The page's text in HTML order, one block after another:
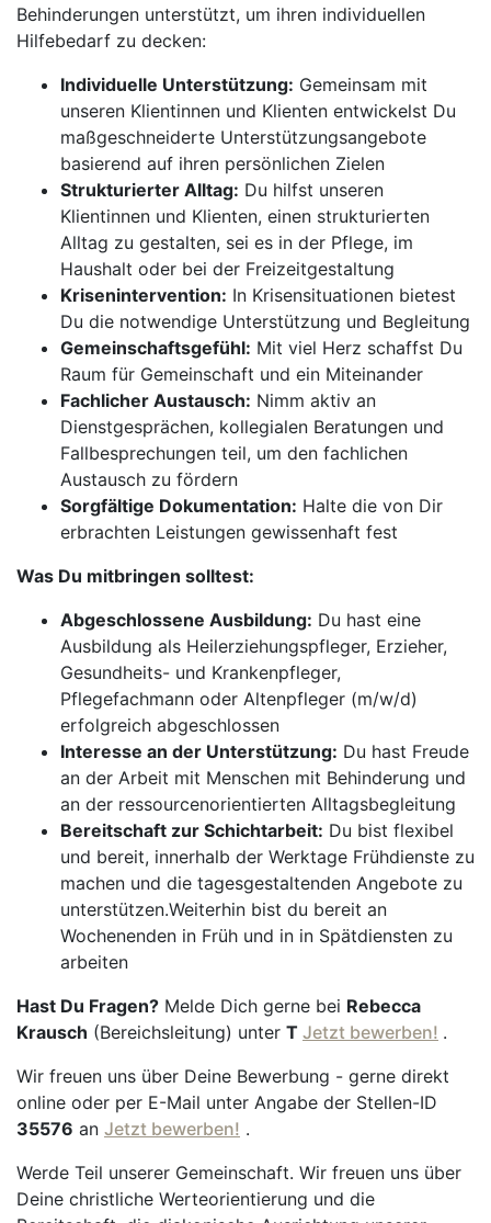
Behinderungen unterstützt, um ihren individuellen
Hilfebedarf zu decken:
Individuelle Unterstützung: Gemeinsam mit
unseren Klientinnen und Klienten entwickelst Du
maßgeschneiderte Unterstützungsangebote
basierend auf ihren persönlichen Zielen
Strukturierter Alltag: Du hilfst unseren
Klientinnen und Klienten, einen strukturierten
Alltag zu gestalten, sei es in der Pflege, im
Haushalt oder bei der Freizeitgestaltung
Krisenintervention: In Krisensituationen bietest
Du die notwendige Unterstützung und Begleitung
Gemeinschaftsgefühl: Mit viel Herz schaffst Du
Raum für Gemeinschaft und ein Miteinander
Fachlicher Austausch: Nimm aktiv an
Dienstgesprächen, kollegialen Beratungen und
Fallbesprechungen teil, um den fachlichen
Austausch zu fördern
Sorgfältige Dokumentation: Halte die von Dir
erbrachten Leistungen gewissenhaft fest
Was Du mitbringen solltest:
Abgeschlossene Ausbildung: Du hast eine
Ausbildung als Heilerziehungspfleger, Erzieher,
Gesundheits- und Krankenpfleger,
Pflegefachmann oder Altenpfleger (m/w/d)
erfolgreich abgeschlossen
Interesse an der Unterstützung: Du hast Freude
an der Arbeit mit Menschen mit Behinderung und
an der ressourcenorientierten Alltagsbegleitung
Bereitschaft zur Schichtarbeit: Du bist flexibel
und bereit, innerhalb der Werktage Frühdienste zu
machen und die tagesgestaltenden Angebote zu
unterstützen.Weiterhin bist du bereit an
Wochenenden in Früh und in in Spätdiensten zu
arbeiten
Hast Du Fragen? Melde Dich gerne bei Rebecca
Krausch (Bereichsleitung) unter T Jetzt bewerben! .
Wir freuen uns über Deine Bewerbung - gerne direkt
online oder per E-Mail unter Angabe der Stellen-ID
35576 an Jetzt bewerben! .
Werde Teil unserer Gemeinschaft. Wir freuen uns über
Deine christliche Werteorientierung und die